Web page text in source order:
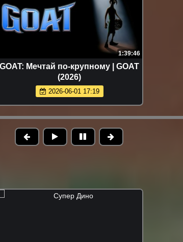
1:39:46
GOAT: Мечтай по-крупному | GOAT
(2026)
2026-06-01 17:19